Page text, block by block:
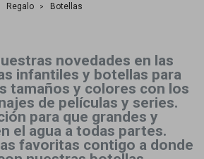
Regalo Botellas
novedades en las
infantiles y botellas para
tamaños y colores con los
de películas y series.
para que grandes y
el agua a todas partes.
favoritas contigo a donde